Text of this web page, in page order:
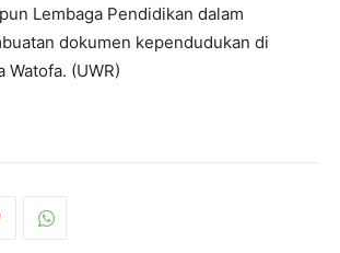
Lembaga Pendidikan dalam
dokumen kependudukan di
Watofa. (UWR)